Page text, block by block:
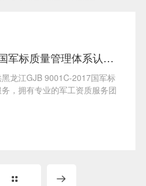
黑龙江GJB 9001C国军标质量管理体系认证咨询服务
龙江GJB 9001C-2017国军标
，拥有专业的军工资质服务团